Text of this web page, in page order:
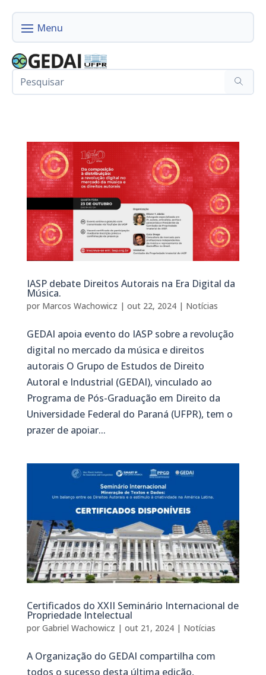
IASP debate Direitos Autorais na Era Digital da
Música.
por Marcos Wachowicz | out 22, 2024| Notícias
GEDAI apoia evento do IASP sobre a revolução
digital no mercado da música e direitos
autorais O Grupo de Estudos de Direito
Autoral e Industrial (GEDAI), vinculado ao
Programa de Pós-Graduação em Direito da
Universidade Federal do Paraná (UFPR), tem o
prazer de apoiar...
Certificados do XXII Seminário Internacional de
Propriedade Intelectual
por Gabriel Wachowicz | out 21, 2024| Notícias
A Organização do GEDAI compartilha com
todos o sucesso desta última edição,